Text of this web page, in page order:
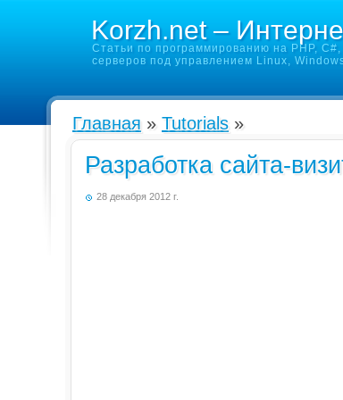
Korzh.net –
Статьи по программированию на PHP,
серверов под управлением Linux,
Главная » Tutorials »
Разработка сайта-
28 декабря 2012 г.